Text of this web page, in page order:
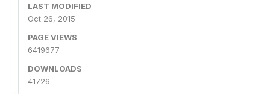
LAST MODIFIED
Oct 26, 2015
PAGE VIEWS
6419677
DOWNLOADS
41726